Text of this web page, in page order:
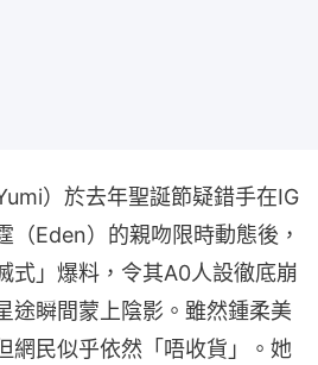
）於去年聖誕節疑錯手在IG
（Eden）的親吻限時動態後，
式」爆料，令其A0人設徹底崩
途瞬間蒙上陰影。雖然鍾柔美
網民似乎依然「唔收貨」。她